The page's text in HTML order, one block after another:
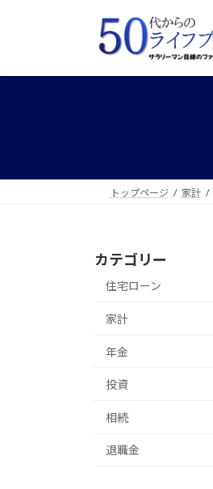
プ
動
トップページ 家計
カテゴリー
住宅ローン
家計
年金
投資
相続
退職金